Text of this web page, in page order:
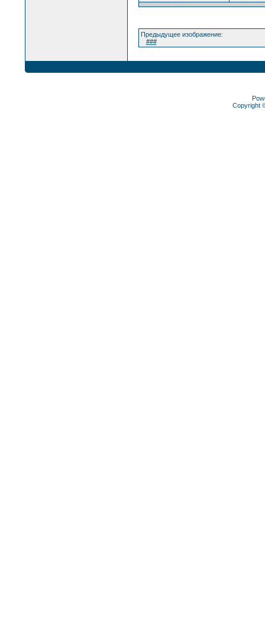
Предыдущее изображение:
###
Copyright